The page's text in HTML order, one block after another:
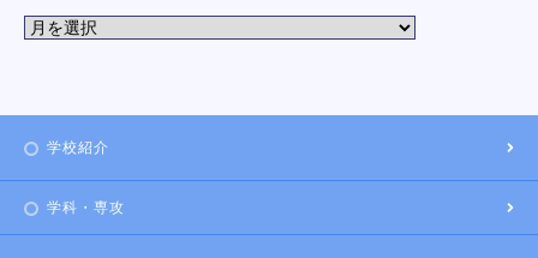
学校紹介
学科・専攻